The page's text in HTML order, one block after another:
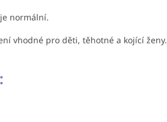
normální.
vhodné pro děti, těhotné a kojící ženy.